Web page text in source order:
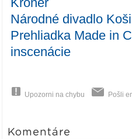
Národné divadlo
Prehliadka Made in
inscenácie
Upozorni na chybu Pošli
Komentáre